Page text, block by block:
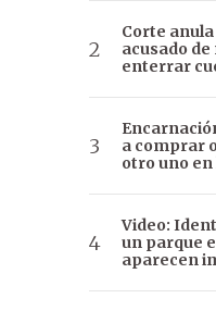
Corte
acusado
enterrar
a comprar
otro uno en
Video:
un parque
aparecen